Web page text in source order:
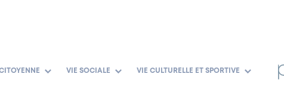
VIE SOCIALE VIE CULTURELLE ET SPORTIVE